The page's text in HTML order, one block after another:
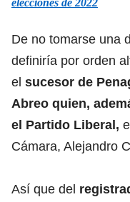
De no tomarse una
definiría por orden
el sucesor de
Abreo quien,
el Partido Liberal,
Cámara, Alejandro
Así que del